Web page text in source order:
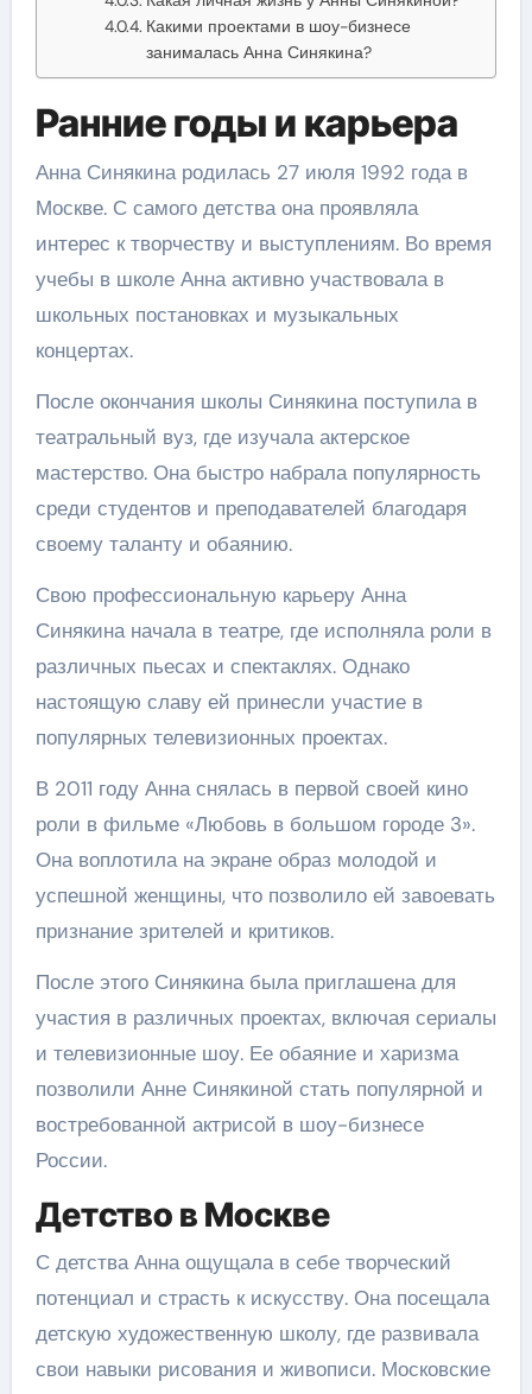
Какими проектами в шоу-бизнесе
занималась Анна Синякина?
Ранние годы и карьера
Анна Синякина родилась 27 июля 1992 года в
Москве. С самого детства она проявляла
интерес к творчеству и выступлениям. Во время
учебы в школе Анна активно участвовала в
школьных постановках и музыкальных
концертах.
После окончания школы Синякина поступила в
театральный вуз, где изучала актерское
мастерство. Она быстро набрала популярность
среди студентов и преподавателей благодаря
своему таланту и обаянию.
Свою профессиональную карьеру Анна
Синякина начала в театре, где исполняла роли в
различных пьесах и спектаклях. Однако
настоящую славу ей принесли участие в
популярных телевизионных проектах.
В 2011 году Анна снялась в первой своей кино
роли в фильме «Любовь в большом городе 3».
Она воплотила на экране образ молодой и
успешной женщины, что позволило ей завоевать
признание зрителей и критиков.
После этого Синякина была приглашена для
участия в различных проектах, включая сериалы
и телевизионные шоу. Ее обаяние и харизма
позволили Анне Синякиной стать популярной и
востребованной актрисой в шоу-бизнесе
России.
Детство в Москве
С детства Анна ощущала в себе творческий
потенциал и страсть к искусству. Она посещала
детскую художественную школу, где развивала
свои навыки рисования и живописи. Московские